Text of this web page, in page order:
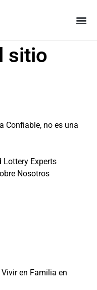
sitio
Confiable, no es una
Lottery Experts
Nosotros
en Familia en